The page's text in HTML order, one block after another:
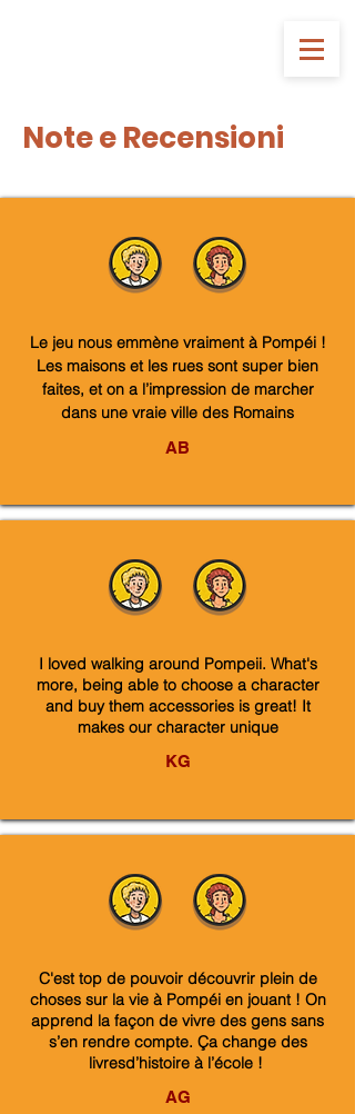
Note e Recensioni
Le jeu nous emmène vraiment à Pompéi !
Les maisons et les rues sont super bien
faites, et on a l’impression de marcher
dans une vraie ville des Romains
AB
I loved walking around Pompeii. What's
more, being able to choose a character
and buy them accessories is great! It
makes our character unique
KG
C'est top de pouvoir découvrir plein de
choses sur la vie à Pompéi en jouant ! On
apprend la façon de vivre des gens sans
s’en rendre compte. Ça change des
livresd’histoire à l’école !
AG